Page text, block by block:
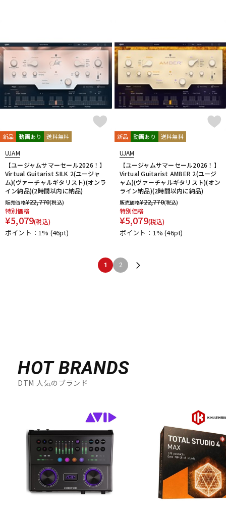
新品 動画あり 送料無料
UJAM
【ユージャムサマーセール2026！】
Virtual Guitarist SILK 2(ユージャ
ム)(ヴァーチャルギタリスト)(オンラ
イン納品)(2時間以内に納品)
販売価格¥22,770(税込)
特別価格
¥5,079(税込)
ポイント：1% (46pt)
新品 動画あり 送料無料
UJAM
【ユージャムサマーセール2026！】
Virtual Guitarist AMBER 2(ユージ
ャム)(ヴァーチャルギタリスト)(オン
ライン納品)(2時間以内に納品)
販売価格¥22,770(税込)
特別価格
¥5,079(税込)
ポイント：1%(46pt)
1 2
HOT BRANDS
DTM 人気のブランド